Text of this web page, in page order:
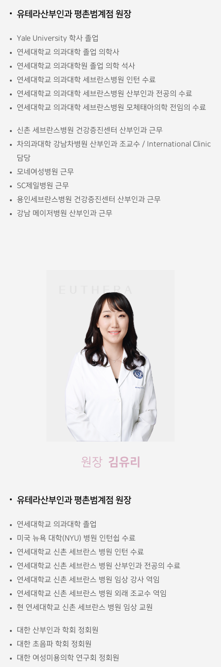
유테라산부인과 평촌범계점 원장
Yale University 학사 졸업
연세대학교 의과대학 졸업 의학사
연세대학교 의과대학원 졸업 의학 석사
연세대학교 의과대학 세브란스병원 인턴 수료
연세대학교 의과대학 세브란스병원 산부인과 전공의 수료
연세대학교 의과대학 세브란스병원 모체태아의학 전임의 수료
신촌 세브란스병원 건강증진센터 산부인과 근무
차의과대학 강남차병원 산부인과 조교수 / International Clinic
담당
모네여성병원 근무
SC제일병원 근무
용인세브란스병원 건강증진센터 산부인과 근무
강남 메이저병원 산부인과 근무
원장 김유리
유테라산부인과 평촌범계점 원장
연세대학교 의과대학 졸업
미국 뉴욕 대학(NYU) 병원 인턴쉽 수료
연세대학교 신촌 세브란스 병원 인턴 수료
연세대학교 신촌 세브란스 병원 산부인과 전공의 수료
연세대학교 신촌 세브란스 병원 임상 강사 역임
연세대학교 신촌 세브란스 병원 외래 조교수 역임
현 연세대학교 신촌 세브란스 병원 임상 교원
대한 산부인과 학회 정회원
대한 초음파 학회 정회원
대한 여성미용의학 연구회 정회원